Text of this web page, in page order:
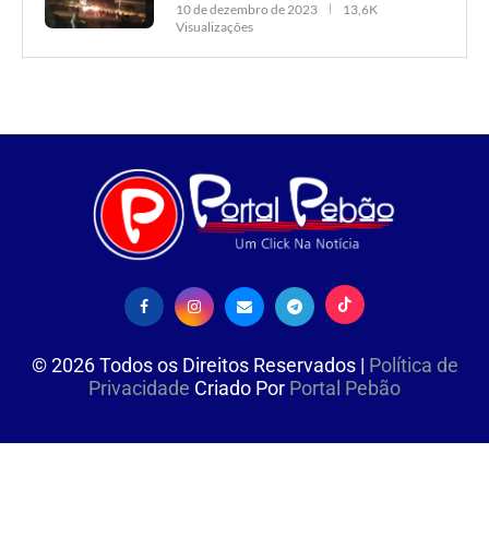
10 de dezembro de 2023
13,6K
Visualizações
©2026Todos os Direitos Reservados | Política de
Privacidade Criado Por Portal Pebão